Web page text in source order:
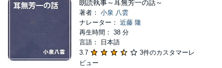
朗読執事～耳無芳一の話～
著者： 小泉 八雲
ナレーター： 近藤 隆
再生時間： 38 分
言語： 日本語
3.7
3件のカスタマーレ
ビュー